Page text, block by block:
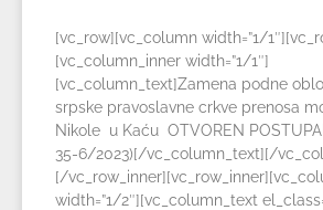
[vc_row][vc_column width=”1/
[vc_column_inner width=”1/1″]
[vc_column_text]Zamena podne
srpske pravoslavne crkve prenosa
Nikole u Kaću OTVOREN
35-6/2023)[/vc_column_text][/
[/
width=”1/2″][vc_column_text